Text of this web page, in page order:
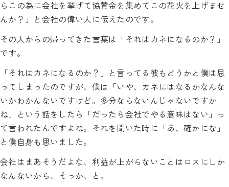
らこの為に会社を挙げて協賛金を集めてこの花火を上げませ
んか？」と会社の偉い人に伝えたのです。
その人からの帰ってきた言葉は「それはカネになるのか？」
です。
「それはカネになるのか？」と言ってる彼もどうかと僕は思
ってしまったのですが、僕は「いや、カネにはなるかなんな
いかわかんないですけど。多分ならないんじゃないですか
ね」という話をしたら「だったら会社でやる意味はない」っ
て言われたんですよね。それを聞いた時に「あ、確かにな」
と僕自身も思いました。
会社はまあそうだよな、利益が上がらないことはロスにしか
なんないから、そっか、と。